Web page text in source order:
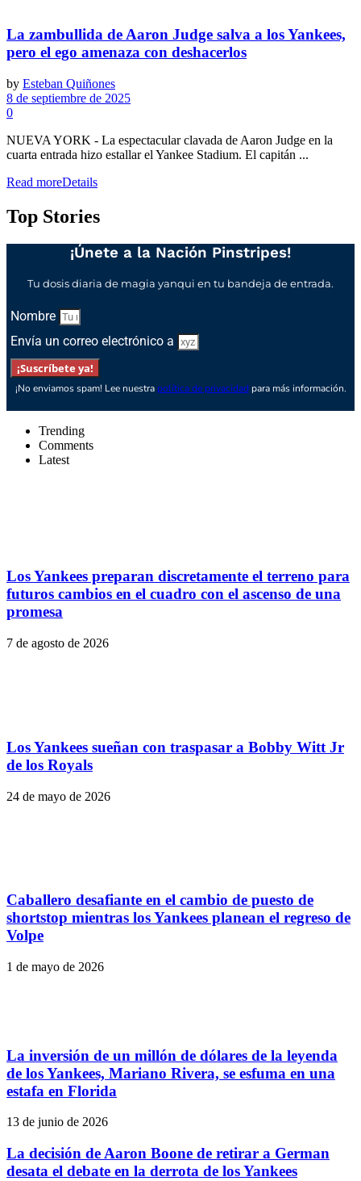
La zambullida de Aaron Judge salva a los Yankees,
pero el ego amenaza con deshacerlos
by Esteban Quiñones
8 de septiembre de 2025
0
NUEVA YORK - La espectacular clavada de Aaron Judge en la
cuarta entrada hizo estallar el Yankee Stadium. El capitán ...
Read moreDetails
Top Stories
¡Únete a la Nación Pinstripes!
Tu dosis diaria de magia yanqui en tu bandeja de entrada.
Nombre
Envía un correo electrónico a
¡Suscríbete ya!
¡No enviamos spam! Lee nuestra política de privacidad para más información.
Trending
Comments
Latest
Los Yankees preparan discretamente el terreno para
futuros cambios en el cuadro con el ascenso de una
promesa
7 de agosto de 2026
Los Yankees sueñan con traspasar a Bobby Witt Jr
de los Royals
24 de mayo de 2026
Caballero desafiante en el cambio de puesto de
shortstop mientras los Yankees planean el regreso de
Volpe
1 de mayo de 2026
La inversión de un millón de dólares de la leyenda
de los Yankees, Mariano Rivera, se esfuma en una
estafa en Florida
13 de junio de 2026
La decisión de Aaron Boone de retirar a German
desata el debate en la derrota de los Yankees